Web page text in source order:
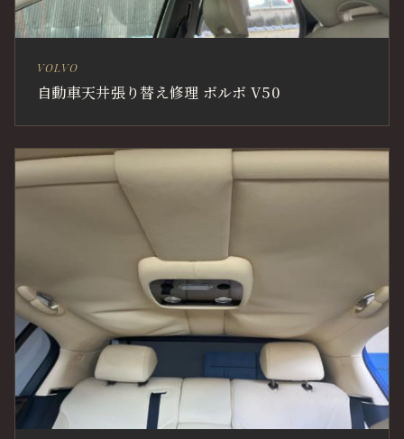
VOLVO
自動車天井張り替え修理 ボルボ V50